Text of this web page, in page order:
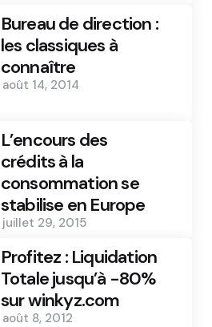
Bureau de direction :
les classiques à
connaître
août 14, 2014
L’encours des
crédits à la
consommation se
stabilise en Europe
juillet 29, 2015
Profitez : Liquidation
Totale jusqu’à -80%
sur winkyz.com
août 8, 2012